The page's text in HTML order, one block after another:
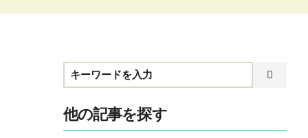
他の記事を探す